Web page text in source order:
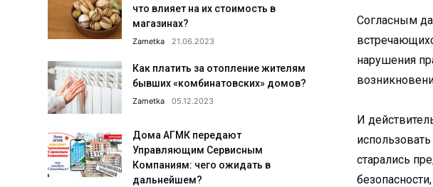
Сколько людей с инвалидностью нуждаются в рабо...
Как летом избежать пищевых отравлений?...
«Создаём будущее вместе!» АФ НИТУ &#...
Юбилей в кругу коллег: Сапарали Туракулову ...
Пришкольные лагеря: познавательный досуг и общ...
Здравствуйте, Пушкин!...
Обращение к жителям Ташкентской области...
Работники АО «Аммофос-Максам» отмети...
Согласным
нарушения
И
старались
что влияет на их стоимость в
магазинах?
Zametka 21.06.2023
Как платить за отопление жителям
бывших «комбинатовских» домов?
Zametka 05.12.2023
Дома АГМК передают
Управляющим Сервисным
Компаниям: чего ожидать в
дальнейшем?